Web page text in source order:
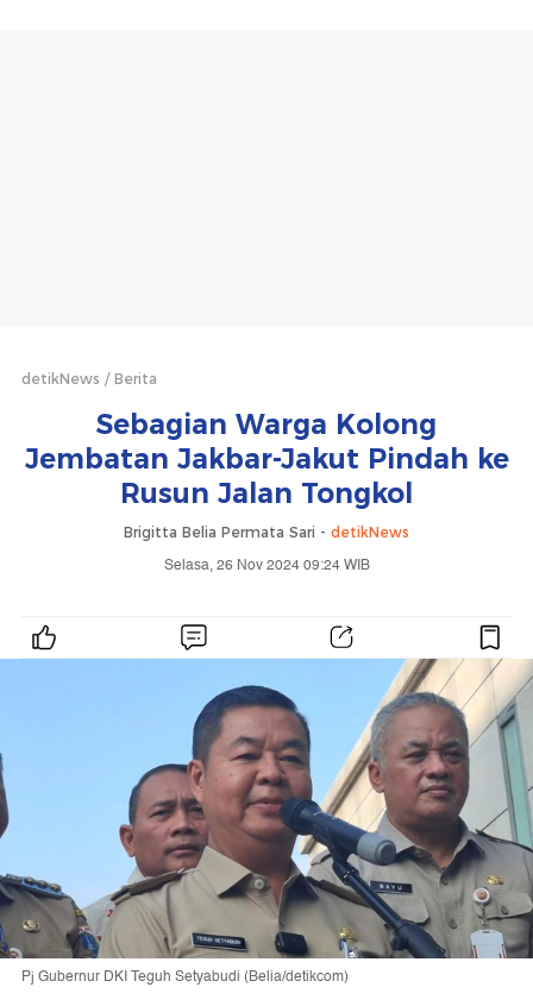
detikNews Berita
Sebagian Warga Kolong
Jembatan Jakbar-Jakut Pindah ke
Rusun Jalan Tongkol
Brigitta Belia Permata Sari - detikNews
Selasa, 26 Nov 2024 09:24 WIB
Pj Gubernur DKI Teguh Setyabudi (Belia/detikcom)